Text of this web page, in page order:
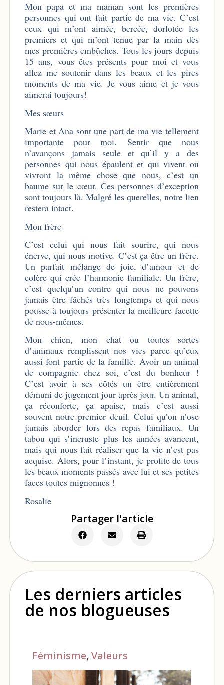
Mon papa et ma maman sont les premières
personnes qui ont fait partie de ma vie. C’est
ceux qui m’ont aimée, bercée, dorlotée les
premiers et qui m’ont tenue par la main dès
mes premières embûches. Tous les jours depuis
15 ans, vous êtes présents pour moi et vous
allez me soutenir dans les beaux et les pires
moments de ma vie. Je vous aime et je vous
aimerai toujours!
Mes sœurs
Marie et Ana sont une part de ma vie tellement
importante pour moi. Sentir que nous
n’avançons jamais seule et qu’il y a des
personnes qui nous épaulent et qui vivent ou
vivront la même chose que nous, c’est un
baume sur le cœur. Ces personnes d’exception
sont toujours là. Malgré les querelles, notre lien
restera intact.
Mon frère
C’est celui qui nous fait sourire, qui nous
énerve, qui nous motive. C’est ça être un frère.
Un parfait mélange de joie, d’amour et de
colère qui crée l’harmonie familiale. Un frère,
c’est quelqu’un contre qui nous ne pouvons
jamais être fâchés très longtemps et qui nous
pousse à toujours présenter la meilleure facette
de nous-mêmes.
Mon chien, mon chat ou toutes sortes
d’animaux remplissent nos vies parce qu’eux
aussi font partie de la famille. Avoir un animal
de compagnie chez soi, c’est du bonheur !
C’est avoir à ses côtés un être entièrement
démuni de jugement jour après jour. Un animal,
ça réconforte, ça apaise, mais c’est aussi
souvent notre premier deuil. Celui qu’on n’ose
jamais aborder lors des repas familiaux. Un
tabou qui s’incruste plus les années avancent,
mais qui nous fait réaliser que la vie n’est pas
acquise. Alors, pour l’instant, je profite de tous
les beaux moments passés avec lui et ses petites
faces toutes mignonnes !
Rosalie
Partager l'article
Les derniers articles
de nos blogueuses
Féminisme, Valeurs